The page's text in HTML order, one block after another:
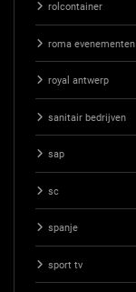
rolcontainer
roma evenementen
royal antwerp
sanitair bedrijven
sap
sc
spanje
sport tv